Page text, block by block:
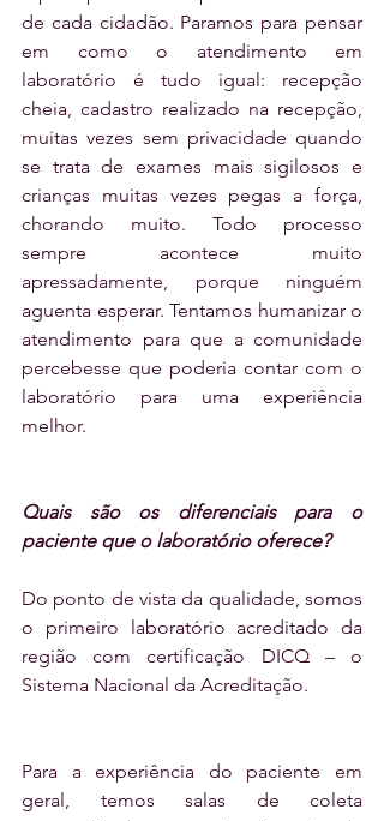
de cada cidadão. Paramos para pensar
em como o atendimento em
laboratório é tudo igual: recepção
cheia, cadastro realizado na recepção,
muitas vezes sem privacidade quando
se trata de exames mais sigilosos e
crianças muitas vezes pegas a força,
chorando muito. Todo processo
sempre acontece muito
apressadamente, porque ninguém
aguenta esperar. Tentamos humanizar o
atendimento para que a comunidade
percebesse que poderia contar com o
laboratório para uma experiência
melhor.
Quais são os diferenciais para o
paciente que o laboratório oferece?
Do ponto de vista da qualidade, somos
o primeiro laboratório acreditado da
região com certificação DICQ – o
Sistema Nacional da Acreditação.
Para a experiência do paciente em
geral, temos salas de coleta